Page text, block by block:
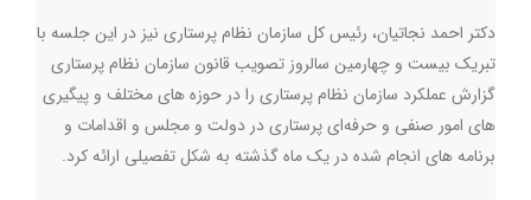
دکتر احمد نجاتیان، رئیس کل سازمان نظام پرستاری نیز در این جلسه با
تبریک بیست و چهارمین سالروز تصویب قانون سازمان نظام پرستاری
گزارش عملکرد سازمان نظام پرستاری را در حوزه های مختلف و پیگیری
های امور صنفی و حرفه‌ای پرستاری در دولت و مجلس و اقدامات و
برنامه های انجام شده در یک ماه گذشته به شکل تفصیلی ارائه کرد.